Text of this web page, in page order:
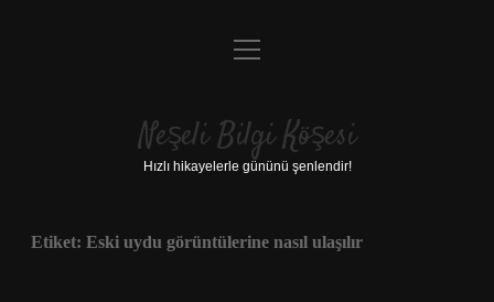
Anasayfa
Yasal Uyarı
menüyü
Neşeli Bilgi Köşesi
Hızlı hikayelerle gününü şenlendir!
Etiket: Eski uydu görüntülerine nasıl ulaşılır